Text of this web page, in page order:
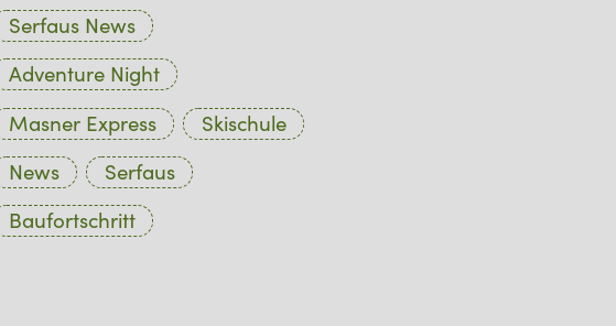
Serfaus News
Adventure Night
Masner Express
Skischule
News
Serfaus
Baufortschritt